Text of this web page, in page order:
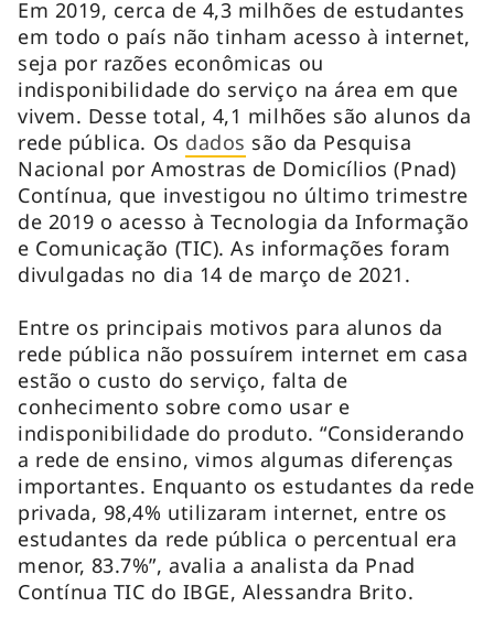
Em 2019, cerca de 4,3 milhões de estudantes
em todo o país não tinham acesso à internet,
seja por razões econômicas ou
indisponibilidade do serviço na área em que
vivem. Desse total, 4,1 milhões são alunos da
rede pública. Os dados são da Pesquisa
Nacional por Amostras de Domicílios (Pnad)
Contínua, que investigou no último trimestre
de 2019 o acesso à Tecnologia da Informação
e Comunicação (TIC). As informações foram
divulgadas no dia 14 de março de 2021.
Entre os principais motivos para alunos da
rede pública não possuírem internet em casa
estão o custo do serviço, falta de
conhecimento sobre como usar e
indisponibilidade do produto. “Considerando
a rede de ensino, vimos algumas diferenças
importantes. Enquanto os estudantes da rede
privada, 98,4% utilizaram internet, entre os
estudantes da rede pública o percentual era
menor, 83.7%”, avalia a analista da Pnad
Contínua TIC do IBGE, Alessandra Brito.